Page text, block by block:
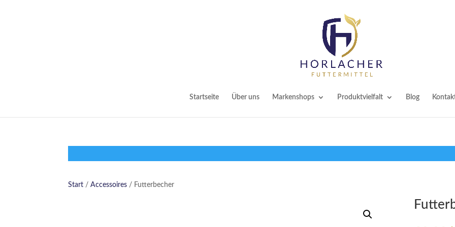
Startseite Über uns Markenshops Produktvielfalt Blog
Start /Accessoires / Futterbecher